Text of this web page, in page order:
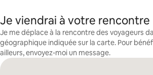
Je viendrai à votre rencontre
Je me déplace à la rencontre des voyageurs
géographique indiquée sur la carte. Pour
ailleurs, envoyez-moi un message.